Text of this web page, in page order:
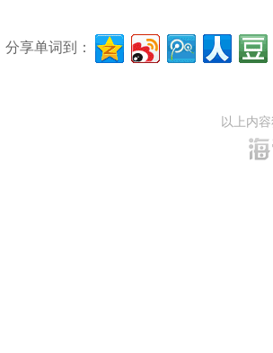
分享单词到：
以上内